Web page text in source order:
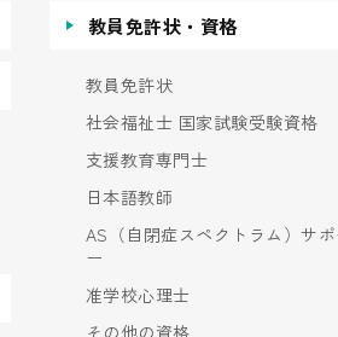
教員免許状・資格
教員免許状
社会福祉士 国家試験受験資格
支援教育専門士
日本語教師
AS（自閉症スペクトラム）サ
ー
准学校心理士
その他の資格